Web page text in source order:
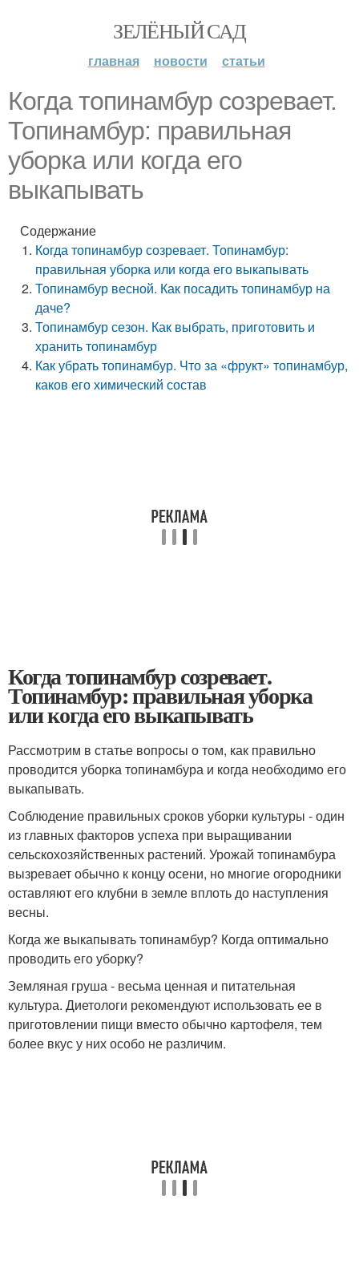
ЗЕЛЁНЫЙ САД
главная новости статьи
Когда топинамбур созревает.
Топинамбур: правильная
уборка или когда его
выкапывать
Содержание
Когда топинамбур созревает. Топинамбур:
правильная уборка или когда его выкапывать
Топинамбур весной. Как посадить топинамбур на
даче?
Топинамбур сезон. Как выбрать, приготовить и
хранить топинамбур
Как убрать топинамбур. Что за «фрукт» топинамбур,
каков его химический состав
Когда топинамбур созревает.
Топинамбур: правильная уборка
или когда его выкапывать
Рассмотрим в статье вопросы о том, как правильно
проводится уборка топинамбура и когда необходимо его
выкапывать.
Соблюдение правильных сроков уборки культуры - один
из главных факторов успеха при выращивании
сельскохозяйственных растений. Урожай топинамбура
вызревает обычно к концу осени, но многие огородники
оставляют его клубни в земле вплоть до наступления
весны.
Когда же выкапывать топинамбур? Когда оптимально
проводить его уборку?
Земляная груша - весьма ценная и питательная
культура. Диетологи рекомендуют использовать ее в
приготовлении пищи вместо обычно картофеля, тем
более вкус у них особо не различим.